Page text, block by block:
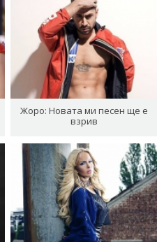
Жоро: Новата ми песен ще е
взрив